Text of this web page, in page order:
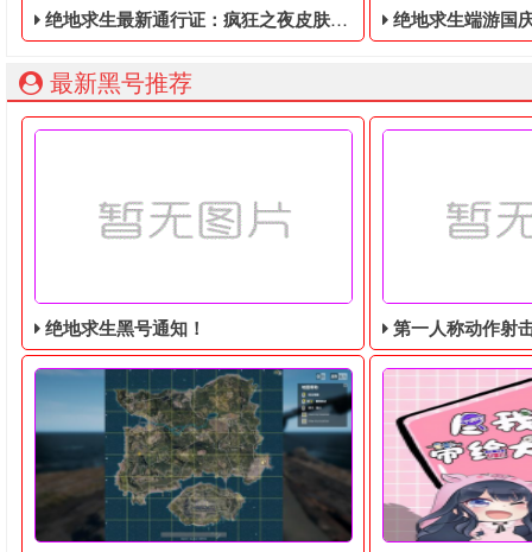
绝地求生最新通行证：疯狂之夜皮肤暴露！将于9月8日推出！ 绝地求生端游国庆节的终极白嫖活
最新黑号推荐
绝地求生黑号通知！ 第一人称动作射击游戏《绝地